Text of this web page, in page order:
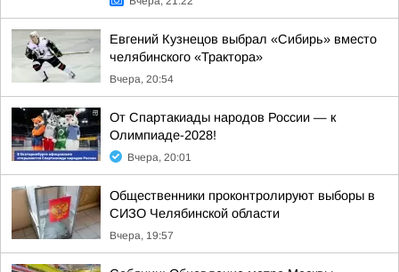
Евгений Кузнецов выбрал «Сибирь» вместо
челябинского «Трактора»
Вчера, 20:54
От Спартакиады народов России — к
Олимпиаде-2028!
Вчера, 20:01
Общественники проконтролируют выборы в
СИЗО Челябинской области
Вчера, 19:57